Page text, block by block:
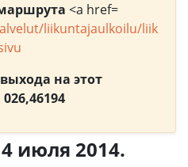
<a href=
liikuntajaulkoilu/liik
на этот
июля 2014.